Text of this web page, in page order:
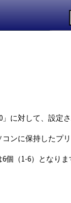
」に対して、設
ンに保持したプ
（1-6）となりま